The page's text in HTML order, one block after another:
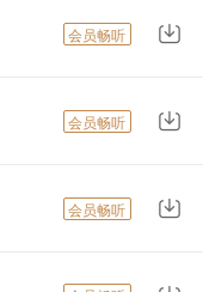
会员畅听
会员畅听
会员畅听